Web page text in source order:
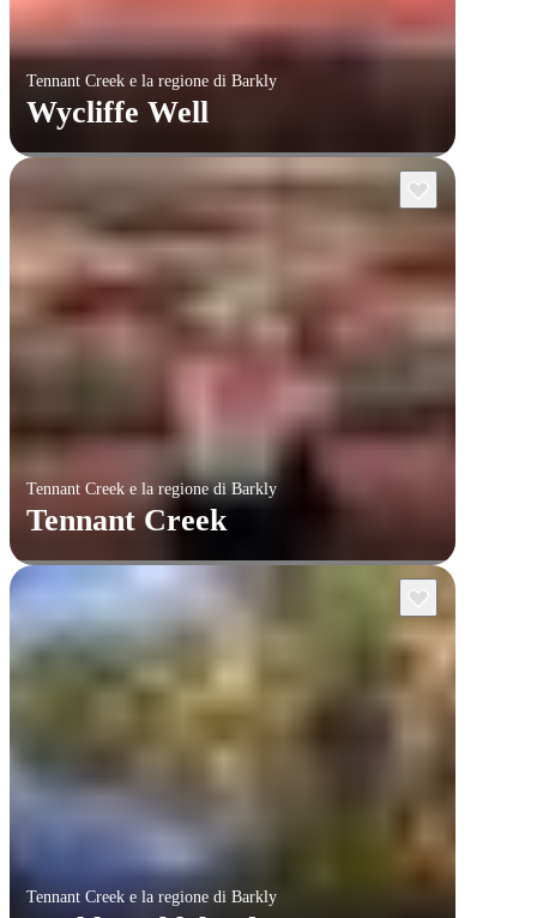
Tennant Creek e la regione di Barkly
Wycliffe Well
Tennant Creek e la regione di Barkly
Tennant Creek
Tennant Creek e la regione di Barkly